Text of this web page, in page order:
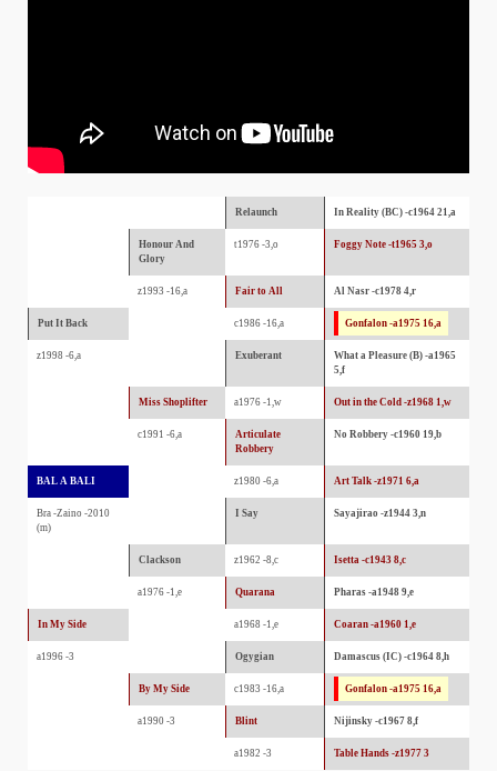
Relaunch In Reality (BC) -c1964 21,a
Honour And
Glory
t1976 -3,o Foggy Note -t1965 3,o
z1993 -16,a Fair to All Al Nasr -c1978 4,r
Put It Back c1986 -16,a Gonfalon -a1975 16,a
z1998 -6,a Exuberant
What a Pleasure (B) -a1965
5,f
Miss Shoplifter a1976 -1,w Out in the Cold -z1968 1,w
c1991 -6,a
Articulate
Robbery
No Robbery -c1960 19,b
BAL A BALI z1980 -6,a Art Talk -z1971 6,a
Bra -Zaino -2010
(m)
I Say Sayajirao -z1944 3,n
Clackson z1962 -8,c Isetta -c1943 8,c
a1976 -1,e Quarana Pharas -a1948 9,e
In My Side a1968 -1,e Coaran -a1960 1,e
a1996 -3 Ogygian Damascus (IC) -c1964 8,h
By My Side c1983 -16,a Gonfalon -a1975 16,a
a1990 -3 Blint Nijinsky -c1967 8,f
a1982 -3 Table Hands -z1977 3